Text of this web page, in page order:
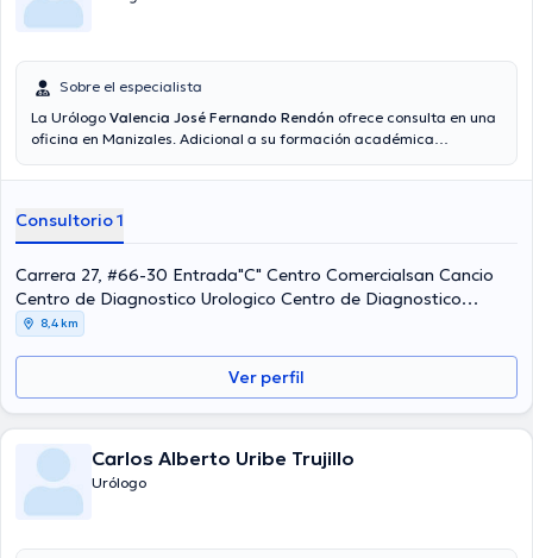
Sobre el especialista
La Urólogo Valencia José Fernando Rendón ofrece consulta en una
oficina en Manizales. Adicional a su formación académica
especialidad. La doctora cuenta con varios años de experiencia
como miembro de diversas asociaciones médicas. Valencia José
Fernando Rendón ha intervenido en considerables conferencias con
la intención de lograr tener una formación continua en su temática
de especialización y ha anunciado diversos artículos. Cabe
destacar que, la profesional de la salud puede hablar en Español.
Consultorio 1
Carrera 27, #66-30 Entrada"C" Centro Comercialsan Cancio
Centro de Diagnostico Urologico Centro de Diagnostico
Urologico, Manizales
8,4 km
Ver perfil
Carlos Alberto Uribe Trujillo
Urólogo